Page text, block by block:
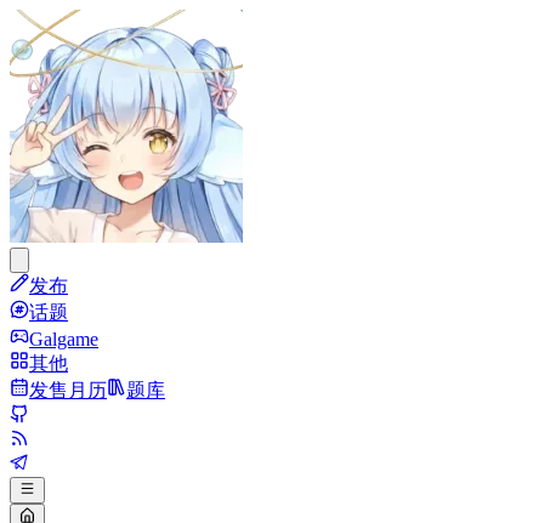
发布
话题
Galgame
其他
发售月历
题库